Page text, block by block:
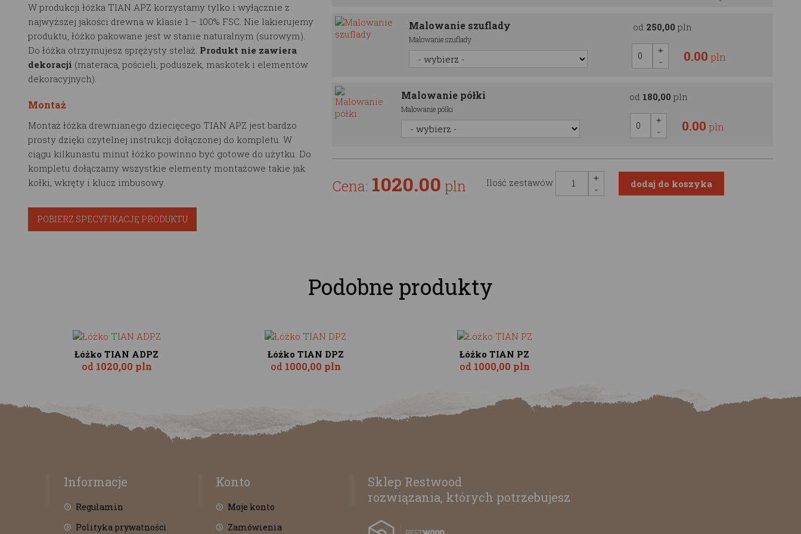
W produkcji łóżka TIAN APZ korzystamy tylko i wyłącznie z
najwyższej jakości drewna w klasie 1 – 100% FSC. Nie lakierujemy
produktu, łóżko pakowane jest w stanie naturalnym (surowym).
Do łóżka otrzymujesz sprężysty stelaż. Produkt nie zawiera
dekoracji (materaca, pościeli, poduszek, maskotek i elementów
dekoracyjnych).
Montaż
Montaż łóżka drewnianego dziecięcego TIAN APZ jest bardzo
prosty dzięki czytelnej instrukcji dołączonej do kompletu. W
ciągu kilkunastu minut łóżko powinno być gotowe do użytku. Do
kompletu dołączamy wszystkie elementy montażowe takie jak
kołki, wkręty i klucz imbusowy.
POBIERZ SPECYFIKACJĘ PRODUKTU
Malowanie szuflady
Malowanie szuflady
od 250,00 pln
0.00 pln
Malowanie półki
Malowanie półki
od 180,00 pln
0.00 pln
Cena: 1020.00 pln Ilość zestawów
Podobne produkty
Łóżko TIAN ADPZ
od 1020,00 pln
Łóżko TIAN DPZ
od 1000,00 pln
Łóżko TIAN PZ
od 1000,00 pln
Informacje
Regulamin
Polityka prywatności
Konto
Moje konto
Zamówienia
Sklep Restwood
rozwiązania, których potrzebujesz